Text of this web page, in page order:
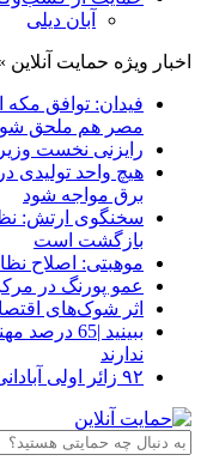
آبان دیلی
اخبار ویژه حمایت آنلاین
مصر هم ملحق
رایزنی نخست
هیچ واحد تولیدی
برق مواجه شود
سخنگوی ارتش:
بازگشت است
موهبتی: اصلاح
عمو پورنگ در
اثر شوک‌های اقتصادی در
ببینید
ندارند
۹۲ زائر اولی آبادانی به زیارت امام هشتم اعزام شدند